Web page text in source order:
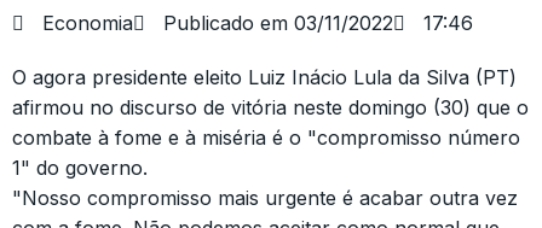
Economia Publicado em 03/11/2022 17:46
O agora presidente eleito Luiz Inácio Lula da Silva (PT)
afirmou no discurso de vitória neste domingo (30) que o
combate à fome e à miséria é o "compromisso número
1" do governo.
"Nosso compromisso mais urgente é acabar outra vez